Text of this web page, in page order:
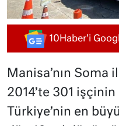
10Haber'i
Manisa’nın Soma
2014’te 301
Türkiye’nin en